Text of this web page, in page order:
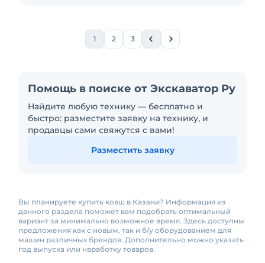
1 2 3
Помощь в поиске от Экскаватор Ру
Найдите любую технику — бесплатно и
быстро: разместите заявку на технику, и
продавцы сами свяжутся с вами!
Разместить заявку
Вы планируете купить ковш в Казани? Информация из
данного раздела поможет вам подобрать оптимальный
вариант за минимально возможное время. Здесь доступны
предложения как с новым, так и б/у оборудованием для
машин различных брендов. Дополнительно можно указать
год выпуска или наработку товаров.